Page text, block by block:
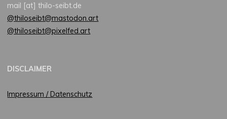
mail [at] thilo-seibt.de
@thiloseibt@mastodon.art
@thiloseibt@pixelfed.art
DISCLAIMER
Impressum / Datenschutz